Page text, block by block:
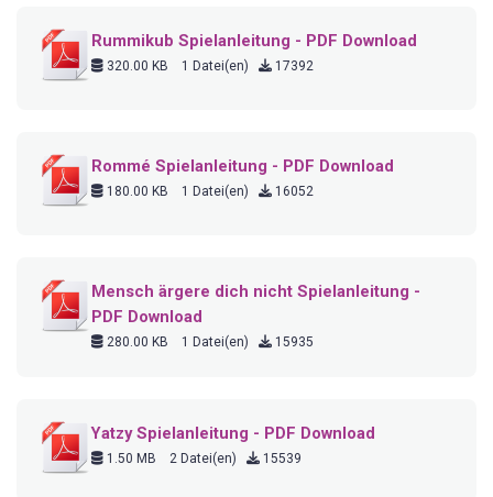
Rummikub Spielanleitung - PDF Download
320.00 KB 1 Datei(en) 17392
Rommé Spielanleitung - PDF Download
180.00 KB 1 Datei(en) 16052
Mensch ärgere dich nicht Spielanleitung -
PDF Download
280.00 KB 1 Datei(en) 15935
Yatzy Spielanleitung - PDF Download
1.50 MB 2 Datei(en) 15539